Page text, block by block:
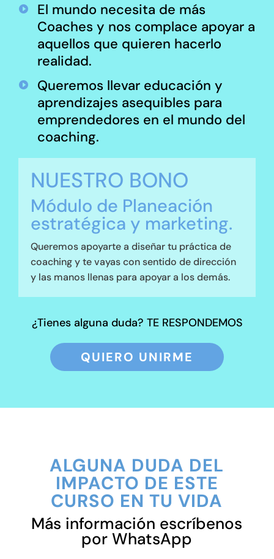

El mundo necesita de más
Coaches y nos complace apoyar a
aquellos que quieren hacerlo
realidad.

Queremos llevar educación y
aprendizajes asequibles para
emprendedores en el mundo del
coaching.
NUESTRO BONO
Módulo de Planeación
estratégica y marketing.
Queremos apoyarte a diseñar tu práctica de
coaching y te vayas con sentido de dirección
y las manos llenas para apoyar a los demás.
¿Tienes alguna duda? TE RESPONDEMOS
QUIERO UNIRME
ALGUNA DUDA DEL
IMPACTO DE ESTE
CURSO EN TU VIDA
Más información escríbenos
por WhatsApp